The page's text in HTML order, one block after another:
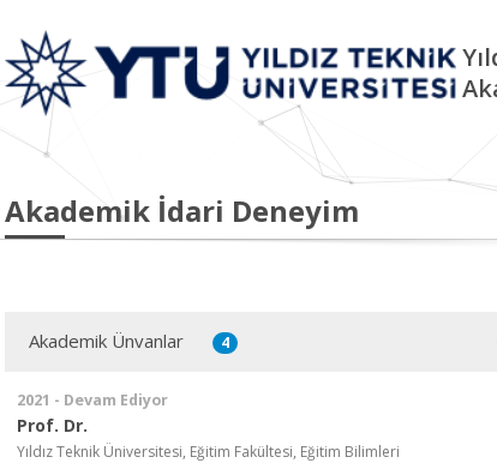
Akademik İdari Deneyim
Akademik Ünvanlar 4
2021 - Devam Ediyor
Prof. Dr.
Yıldız Teknik Üniversitesi, Eğitim Fakültesi, Eğitim Bilimleri